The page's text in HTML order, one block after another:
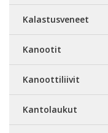
Kalastusveneet
Kanootit
Kanoottiliivit
Kantolaukut